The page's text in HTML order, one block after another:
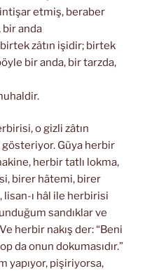
etmiş, beraber
bir anda
zâtın işidir; birtek
bir anda, bir tarzda,
o gizli zâtın
Güya herbir
herbir tatlı lokma,
birer hâtemi, birer
lisan-ı hâl ile herbirisi
sandıklar ve
herbir nakış der: “Beni
da onun dokumasıdır.”
yapıyor, pişiriyorsa,